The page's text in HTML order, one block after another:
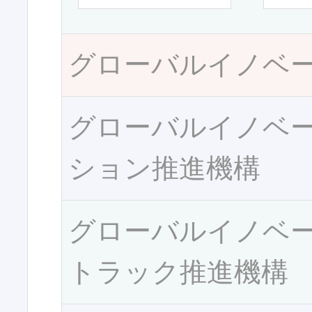
グローバルイノベ
グローバルイノベ
ション推進機構
グローバルイノベ
トラック推進機構